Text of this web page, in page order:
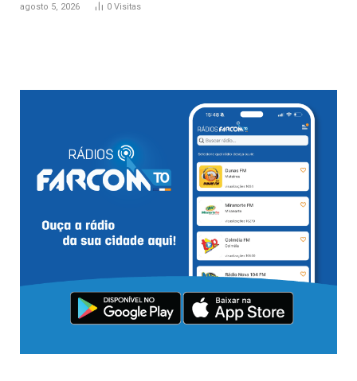
agosto 5, 2026 0 Visitas